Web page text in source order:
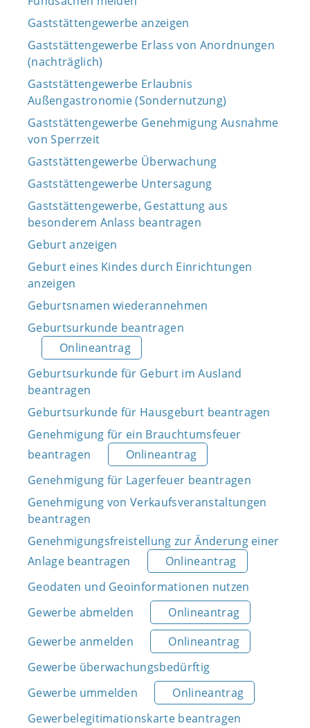
Gaststättengewerbe anzeigen
Gaststättengewerbe Erlass von Anordnungen
(nachträglich)
Gaststättengewerbe Erlaubnis
Außengastronomie (Sondernutzung)
Gaststättengewerbe Genehmigung Ausnahme
von Sperrzeit
Gaststättengewerbe Überwachung
Gaststättengewerbe Untersagung
Gaststättengewerbe, Gestattung aus
besonderem Anlass beantragen
Geburt anzeigen
Geburt eines Kindes durch Einrichtungen
anzeigen
Geburtsnamen wiederannehmen
Geburtsurkunde beantragen
Onlineantrag
Geburtsurkunde für Geburt im Ausland
beantragen
Geburtsurkunde für Hausgeburt beantragen
Genehmigung für ein Brauchtumsfeuer
beantragen
Onlineantrag
Genehmigung für Lagerfeuer beantragen
Genehmigung von Verkaufsveranstaltungen
beantragen
Genehmigungsfreistellung zur Änderung einer
Anlage beantragen
Onlineantrag
Geodaten und Geoinformationen nutzen
Gewerbe abmelden
Onlineantrag
Gewerbe anmelden
Onlineantrag
Gewerbe überwachungsbedürftig
Gewerbe ummelden
Onlineantrag
Gewerbelegitimationskarte beantragen